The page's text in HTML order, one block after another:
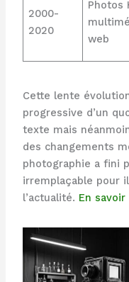
2000-
2020
Photos
web
Cette lente
progressive d’un
texte mais
des changements
photographie a fini
irremplaçable pour
l’actualité. En savoir